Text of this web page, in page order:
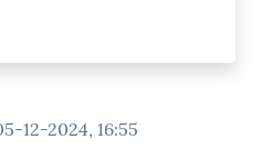
12-2024, 16:55